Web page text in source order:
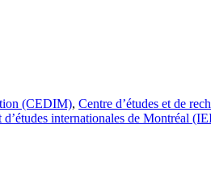
(CEDIM), Centre d’études et de
d’études internationales de Montréal